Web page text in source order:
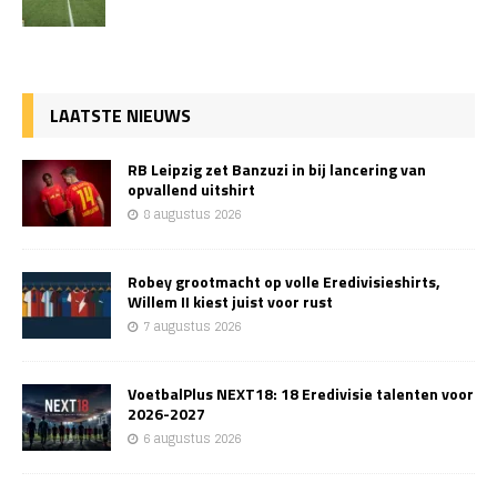
LAATSTE NIEUWS
RB Leipzig zet Banzuzi in bij lancering van
opvallend uitshirt
8 augustus 2026
Robey grootmacht op volle Eredivisieshirts,
Willem II kiest juist voor rust
7 augustus 2026
VoetbalPlus NEXT18: 18 Eredivisie talenten voor
2026-2027
6 augustus 2026